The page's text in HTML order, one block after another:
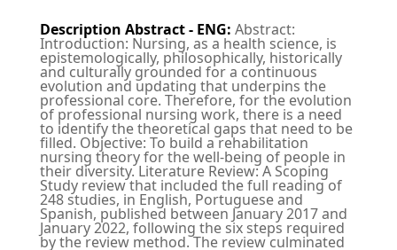
Description Abstract - ENG: Abstract:
Introduction: Nursing, as a health science, is
epistemologically, philosophically, historically
and culturally grounded for a continuous
evolution and updating that underpins the
professional core. Therefore, for the evolution
of professional nursing work, there is a need
to identify the theoretical gaps that need to be
filled. Objective: To build a rehabilitation
nursing theory for the well-being of people in
their diversity. Literature Review: A Scoping
Study review that included the full reading of
248 studies, in English, Portuguese and
Spanish, published between January 2017 and
January 2022, following the six steps required
by the review method. The review culminated